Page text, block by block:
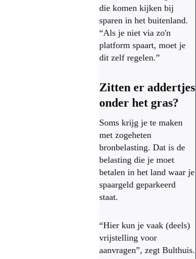
die komen kijken bij
sparen in het buitenland.
“Als je niet via zo'n
platform spaart, moet je
dit zelf regelen.”
Zitten er addertjes
onder het gras?
Soms krijg je te maken
met zogeheten
bronbelasting. Dat is de
belasting die je moet
betalen in het land waar je
spaargeld geparkeerd
staat.
“Hier kun je vaak (deels)
vrijstelling voor
aanvragen”, zegt Bulthuis.